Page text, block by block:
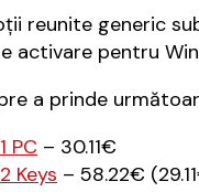
reunite generic
activare pentru
a prinde
PC – 30.11€
Keys – 58.22€